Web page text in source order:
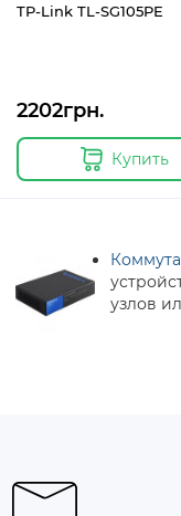
TP-Link TL-SG105PE
2202грн.
Купить
узлов